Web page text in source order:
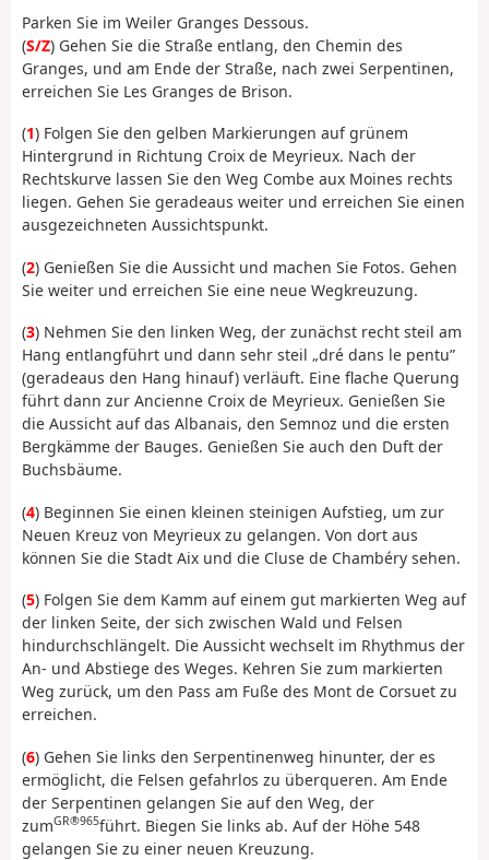
Parken Sie im Weiler Granges Dessous.
(S/Z) Gehen Sie die Straße entlang, den Chemin des
Granges, und am Ende der Straße, nach zwei Serpentinen,
erreichen Sie Les Granges de Brison.
(1) Folgen Sie den gelben Markierungen auf grünem
Hintergrund in Richtung Croix de Meyrieux. Nach der
Rechtskurve lassen Sie den Weg Combe aux Moines rechts
liegen. Gehen Sie geradeaus weiter und erreichen Sie einen
ausgezeichneten Aussichtspunkt.
(2) Genießen Sie die Aussicht und machen Sie Fotos. Gehen
Sie weiter und erreichen Sie eine neue Wegkreuzung.
(3) Nehmen Sie den linken Weg, der zunächst recht steil am
Hang entlangführt und dann sehr steil „dré dans le pentu”
(geradeaus den Hang hinauf) verläuft. Eine flache Querung
führt dann zur Ancienne Croix de Meyrieux. Genießen Sie
die Aussicht auf das Albanais, den Semnoz und die ersten
Bergkämme der Bauges. Genießen Sie auch den Duft der
Buchsbäume.
(4) Beginnen Sie einen kleinen steinigen Aufstieg, um zur
Neuen Kreuz von Meyrieux zu gelangen. Von dort aus
können Sie die Stadt Aix und die Cluse de Chambéry sehen.
(5) Folgen Sie dem Kamm auf einem gut markierten Weg auf
der linken Seite, der sich zwischen Wald und Felsen
hindurchschlängelt. Die Aussicht wechselt im Rhythmus der
An- und Abstiege des Weges. Kehren Sie zum markierten
Weg zurück, um den Pass am Fuße des Mont de Corsuet zu
erreichen.
(6) Gehen Sie links den Serpentinenweg hinunter, der es
ermöglicht, die Felsen gefahrlos zu überqueren. Am Ende
der Serpentinen gelangen Sie auf den Weg, der
zumGR®965führt. Biegen Sie links ab. Auf der Höhe 548
gelangen Sie zu einer neuen Kreuzung.